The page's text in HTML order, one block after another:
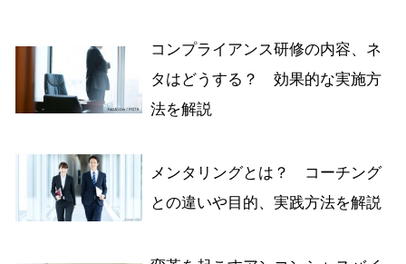
コンプライアンス研修の内容、ネ
タはどうする？ 効果的な実施方
法を解説
メンタリングとは？ コーチング
との違いや目的、実践方法を解説